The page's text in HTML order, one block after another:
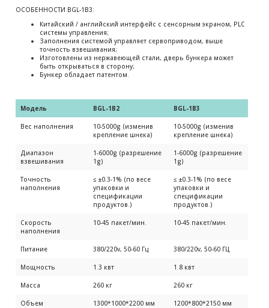
ОСОБЕННОСТИ BGL-1B3:
Китайский / английский интерфейс с сенсорным экраном, PLC
системы управления;
Заполнения системой управляет сервоприводом, выше
точность взвешивания;
Изготовлены из нержавеющей стали, дверь бункера может
быть открываться в сторону;
Бункер обладает патентом.
Модель BGL-1B2 BGL-1B3
Вес наполнения
10-5000g (изменив
крепление шнека)
10-5000g (изменив
крепление шнека)
Диапазон
взвешивания
1-6000g (разрешение
1g)
1-6000g (разрешение
1g)
Точность
наполнения
≤ ±0.3-1% (по весе
упаковки и
спецификации
продуктов.)
≤ ±0.3-1% (по весе
упаковки и
спецификации
продуктов.)
Скорость
наполнения
10-45 пакет/мин. 10-45 пакет/мин.
Питание 380/220v, 50-60 Гц 380/220v, 50-60 ГЦ
Мощность 1.3 квт 1.8 квт
Масса 260 кг 260 кг
Объем 1300*1000*2200 мм 1200*800*2150 мм